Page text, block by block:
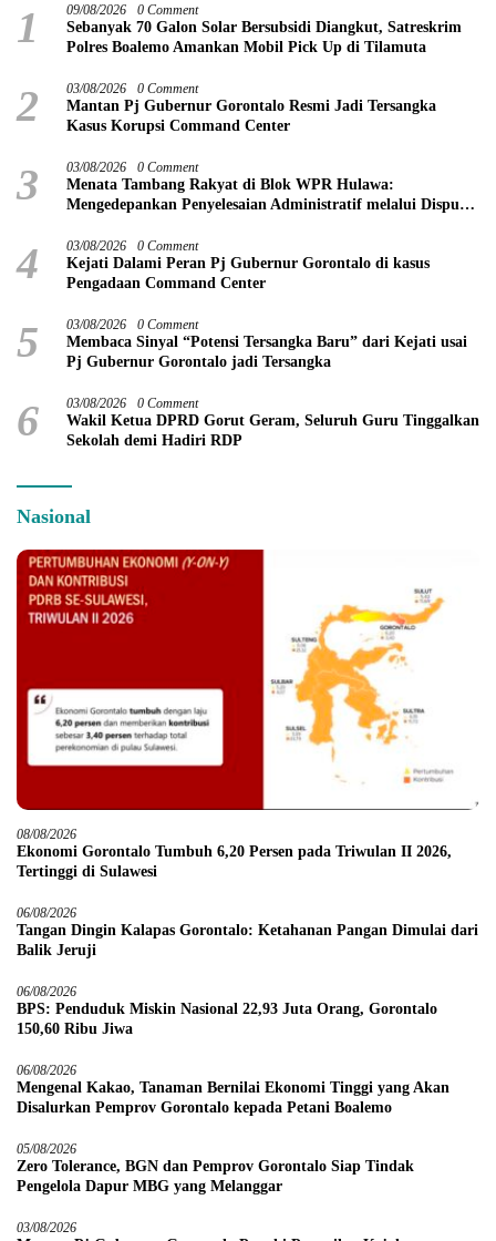
1 09/08/2026 0 Comment
Sebanyak 70 Galon Solar Bersubsidi Diangkut, Satreskrim
Polres Boalemo Amankan Mobil Pick Up di Tilamuta
2 03/08/2026 0 Comment
Mantan Pj Gubernur Gorontalo Resmi Jadi Tersangka
Kasus Korupsi Command Center
3 03/08/2026 0 Comment
Menata Tambang Rakyat di Blok WPR Hulawa:
Mengedepankan Penyelesaian Administratif melalui Dispute
4 03/08/2026 0 Comment
Kejati Dalami Peran Pj Gubernur Gorontalo di kasus
Pengadaan Command Center
5 03/08/2026 0 Comment
Membaca Sinyal “Potensi Tersangka Baru” dari Kejati usai
Pj Gubernur Gorontalo jadi Tersangka
6 03/08/2026 0 Comment
Wakil Ketua DPRD Gorut Geram, Seluruh Guru Tinggalkan
Sekolah demi Hadiri RDP
Nasional
08/08/2026
Ekonomi Gorontalo Tumbuh 6,20 Persen pada Triwulan II 2026,
Tertinggi di Sulawesi
06/08/2026
Tangan Dingin Kalapas Gorontalo: Ketahanan Pangan Dimulai dari
Balik Jeruji
06/08/2026
BPS: Penduduk Miskin Nasional 22,93 Juta Orang, Gorontalo
150,60 Ribu Jiwa
06/08/2026
Mengenal Kakao, Tanaman Bernilai Ekonomi Tinggi yang Akan
Disalurkan Pemprov Gorontalo kepada Petani Boalemo
05/08/2026
Zero Tolerance, BGN dan Pemprov Gorontalo Siap Tindak
Pengelola Dapur MBG yang Melanggar
03/08/2026